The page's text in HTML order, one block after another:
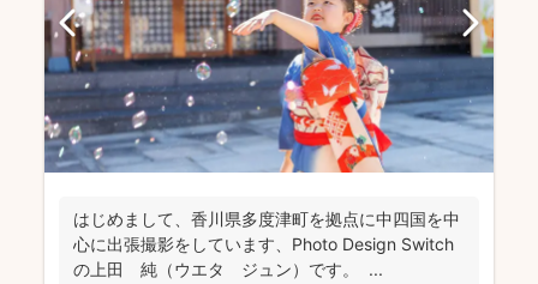
はじめまして、香川県多度津町を拠点に中四国を中
心に出張撮影をしています、Photo Design Switch
の上田 純（ウエタ ジュン）です。 ...